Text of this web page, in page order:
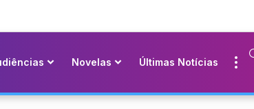
Novelas Últimas Notícias